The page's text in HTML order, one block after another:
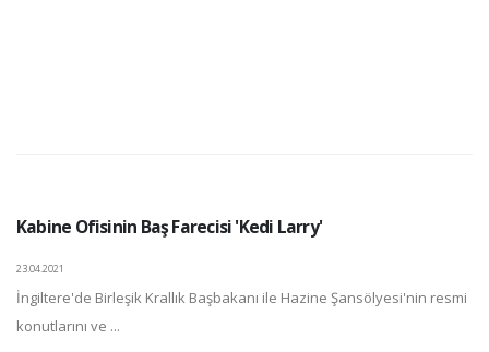
Kabine Ofisinin Baş Farecisi 'Kedi Larry'
23.04.2021
İngiltere'de Birleşik Krallık Başbakanı ile Hazine Şansölyesi'nin resmi
konutlarını ve ...